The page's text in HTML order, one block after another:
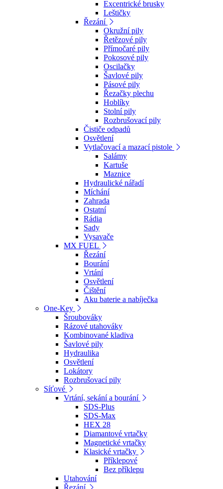
Excentrické brusky
Leštičky
Řezání
Okružní pily
Řetězové pily
Přímočaré pily
Pokosové pily
Oscilačky
Šavlové pily
Pásové pily
Řezačky plechu
Hoblíky
Stolní pily
Rozbrušovací pily
Čističe odpadů
Osvětlení
Vytlačovací a mazací pistole
Salámy
Kartuše
Maznice
Hydraulické nářadí
Míchání
Zahrada
Ostatní
Rádia
Sady
Vysavače
MX FUEL
Řezání
Bourání
Vrtání
Osvětlení
Čištění
Aku baterie a nabíječka
One-Key
Šroubováky
Rázové utahováky
Kombinované kladiva
Šavlové pily
Hydraulika
Osvětlení
Lokátory
Rozbrušovací pily
Síťové
Vrtání, sekání a bourání
SDS-Plus
SDS-Max
HEX 28
Diamantové vrtačky
Magnetické vrtačky
Klasické vrtačky
Příklepové
Bez příklepu
Utahování
Řezání